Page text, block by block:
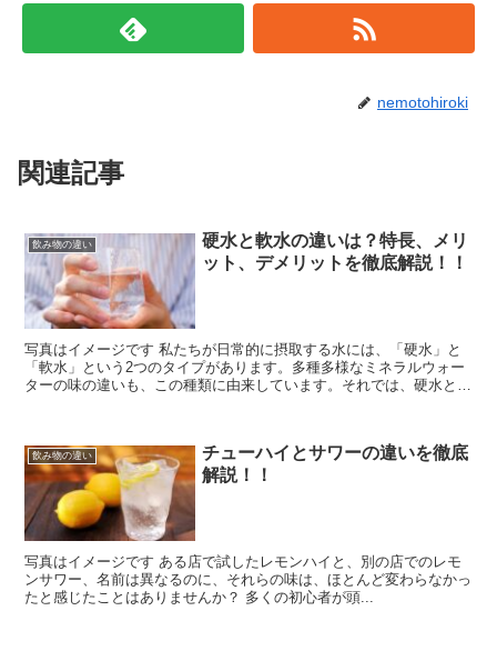
nemotohiroki
関連記事
飲み物の違い
硬水と軟水の違いは？特長、メリ
ット、デメリットを徹底解説！！
写真はイメージです 私たちが日常的に摂取する水には、「硬水」と
「軟水」という2つのタイプがあります。多種多様なミネラルウォー
ターの味の違いも、この種類に由来しています。それでは、硬水と軟
飲み物の違い
チューハイとサワーの違いを徹底
解説！！
写真はイメージです ある店で試したレモンハイと、別の店でのレモ
ンサワー、名前は異なるのに、それらの味は、ほとんど変わらなかっ
たと感じたことはありませんか？ 多くの初心者が頭...